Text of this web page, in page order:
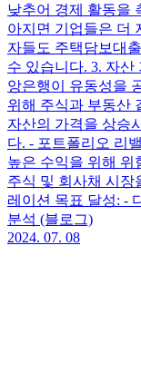
낮추어 경제 활동을
아지면 기업들은 더
자들도 주택담보대
수 있습니다. 3. 자산
앙은행이 유동성을
위해 주식과 부동산
자산의 가격을 상승
다. - 포트폴리오 리
높은 수익을 위해 위
주식 및 회사채 시장
레이션 목표 달성: -
분석 (블로그)
2024. 07. 08